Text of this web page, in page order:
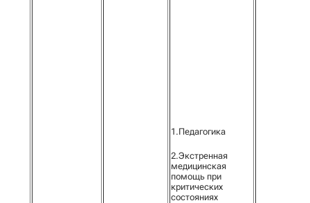
1.Педагогика
2.Экстренная
медицинская
помощь при
критических
состояниях